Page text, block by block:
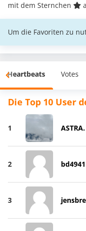
mit dem Sternchen
Um die Favoriten zu
Heartbeats Votes
Die Top 10 User
1 ASTRA.
2 bd4941
3